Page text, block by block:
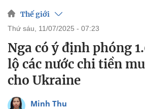
Thế giới
thứ sáu, 11/07/2025 - 07:23
Nga có ý định phóng
lộ các nước chi tiền
cho Ukraine
Minh Thu